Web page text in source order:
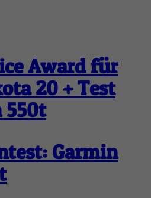
Award für
20 + Test
550t
Garmin